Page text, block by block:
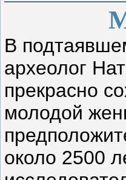
В
археолог
прекрасно
молодой
около 2500